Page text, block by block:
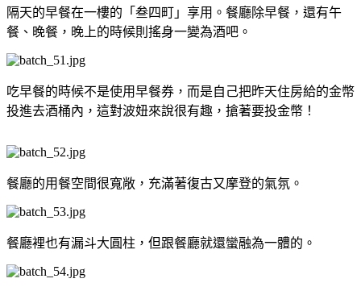
隔天的早餐在一樓的「叁四町」享用。餐廳除早餐，還有午
餐、晚餐，晚上的時候則搖身一變為酒吧。
吃早餐的時候不是使用早餐券，而是自己把昨天住房給的金幣
投進去酒桶內，這對波妞來說很有趣，搶著要投金幣！
餐廳的用餐空間很寬敞，充滿著復古又摩登的氣氛。
餐廳裡也有漏斗大圓柱，但跟餐廳就還蠻融為一體的。